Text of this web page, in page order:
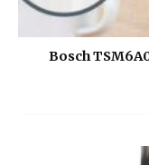
Bosch